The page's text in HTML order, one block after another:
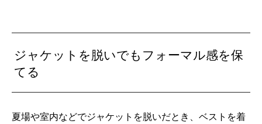
ジャケットを脱いでもフォーマル感を保
てる
夏場や室内などでジャケットを脱いだとき、ベストを着